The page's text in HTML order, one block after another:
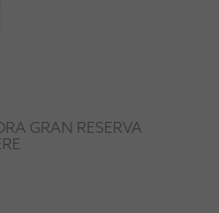
GRAN RESERVA